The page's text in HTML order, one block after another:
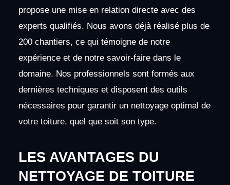
propose une mise en relation directe avec des
experts qualifiés. Nous avons déjà réalisé plus de
200 chantiers, ce qui témoigne de notre
expérience et de notre savoir-faire dans le
domaine. Nos professionnels sont formés aux
dernières techniques et disposent des outils
nécessaires pour garantir un nettoyage optimal de
votre toiture, quel que soit son type.
LES AVANTAGES DU
NETTOYAGE DE TOITURE